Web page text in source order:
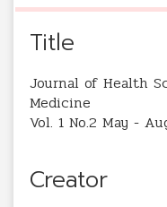
Title
Journal of Health
Medicine
Vol. 1 No.2 May -
Creator